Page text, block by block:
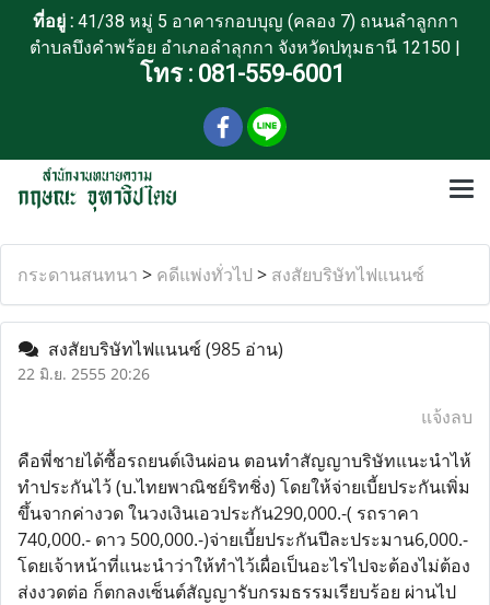
ที่อยู่ :41/38 หมู่ 5 อาคารกอบบุญ (คลอง 7) ถนนลำลูกกา
ตำบลบึงคำพร้อย อำเภอลำลุกกา จังหวัดปทุมธานี 12150 |
โทร : 081-559-6001
กระดานสนทนา > คดีแพ่งทั่วไป > สงสัยบริษัทไฟแนนซ์
สงสัยบริษัทไฟแนนซ์ (985 อ่าน)
22 มิ.ย. 2555 20:26
แจ้งลบ
คือพี่ชายได้ซื้อรถยนต์เงินผ่อน ตอนทำสัญญาบริษัทแนะนำไห้
ทำประกันไว้ (บ.ไทยพาณิชย์ริทชิ่ง) โดยให้จ่ายเบี้ยประกันเพิ่ม
ขึ้นจากค่างวด ในวงเงินเอวประกัน290,000.-( รถราคา
740,000.- ดาว 500,000.-)จ่ายเบี้ยประกันปีละประมาน6,000.-
โดยเจ้าหน้าที่แนะนำว่าให้ทำไว้เผื่อเป็นอะไรไปจะต้องไม่ต้อง
ส่งงวดต่อ ก็ตกลงเซ็นต์สัญญารับกรมธรรมเรียบร้อย ผ่านไป